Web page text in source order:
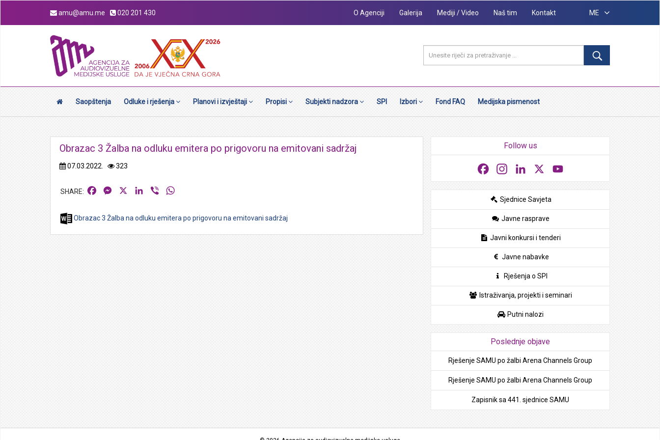
amu@amu.me 020 201 430 O Agenciji Galerija Mediji / Video Naš tim Kontakt ME
Saopštenja Odluke i rješenja Planovi i izvještaji Propisi Subjekti nadzora SPI Izbori Fond FAQ Medijska pismenost
Obrazac 3 Žalba na odluku emitera po prigovoru na emitovani sadržaj
07.03.2022. 323
FacebookMessengerLinkedIn
Viber
Obrazac 3 Žalba na odluku emitera po prigovoru na emitovani sadržaj
Follow us
FacebookInstagramLinkedIn
Sjednice Savjeta
Javne rasprave
Javni konkursi i tenderi
Javne nabavke
Rješenja o SPI
Istraživanja, projekti i seminari
Putni nalozi
Poslednje objave
Rješenje SAMU po žalbi Arena Channels Group
Rješenje SAMU po žalbi Arena Channels Group
Zapisnik sa 441. sjednice SAMU